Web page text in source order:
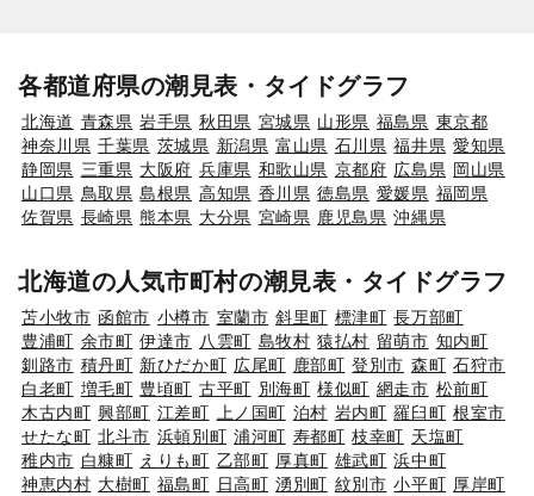
各都道府県の潮見表・タイドグラフ
北海道 青森県 岩手県 秋田県 宮城県 山形県 福島県 東京都
神奈川県 千葉県 茨城県 新潟県 富山県 石川県 福井県 愛知県
静岡県 三重県 大阪府 兵庫県 和歌山県 京都府 広島県 岡山県
山口県 鳥取県 島根県 高知県 香川県 徳島県 愛媛県 福岡県
佐賀県 長崎県 熊本県 大分県 宮崎県 鹿児島県 沖縄県
北海道の人気市町村の潮見表・タイドグラフ
苫小牧市 函館市 小樽市 室蘭市 斜里町 標津町 長万部町
豊浦町 余市町 伊達市 八雲町 島牧村 猿払村 留萌市 知内町
釧路市 積丹町 新ひだか町 広尾町 鹿部町 登別市 森町 石狩市
白老町 増毛町 豊頃町 古平町 別海町 様似町 網走市 松前町
木古内町 興部町 江差町 上ノ国町 泊村 岩内町 羅臼町 根室市
せたな町 北斗市 浜頓別町 浦河町 寿都町 枝幸町 天塩町
稚内市 白糠町 えりも町 乙部町 厚真町 雄武町 浜中町
神恵内村 大樹町 福島町 日高町 湧別町 紋別市 小平町 厚岸町